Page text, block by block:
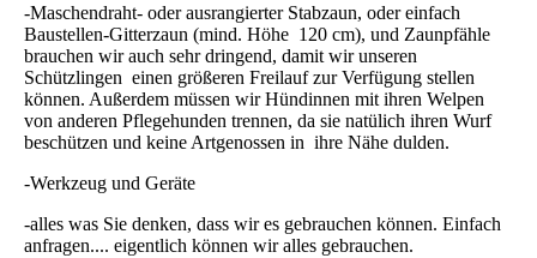
-Maschendraht- oder ausrangierter Stabzaun, oder einfach
Baustellen-Gitterzaun (mind. Höhe 120 cm), und Zaunpfähle
brauchen wir auch sehr dringend, damit wir unseren
Schützlingen einen größeren Freilauf zur Verfügung stellen
können. Außerdem müssen wir Hündinnen mit ihren Welpen
von anderen Pflegehunden trennen, da sie natülich ihren Wurf
beschützen und keine Artgenossen in ihre Nähe dulden.
-Werkzeug und Geräte
-alles was Sie denken, dass wir es gebrauchen können. Einfach
anfragen.... eigentlich können wir alles gebrauchen.